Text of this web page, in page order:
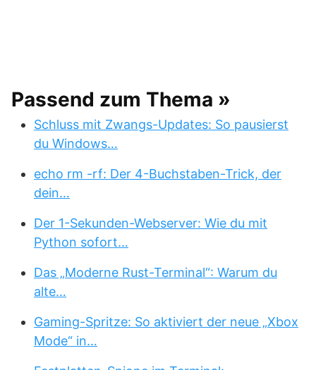
Passend zum Thema »
Schluss mit Zwangs-Updates: So pausierst
du Windows…
echo rm -rf: Der 4-Buchstaben-Trick, der
dein…
Der 1-Sekunden-Webserver: Wie du mit
Python sofort…
Das „Moderne Rust-Terminal“: Warum du
alte…
Gaming-Spritze: So aktiviert der neue „Xbox
Mode“ in…